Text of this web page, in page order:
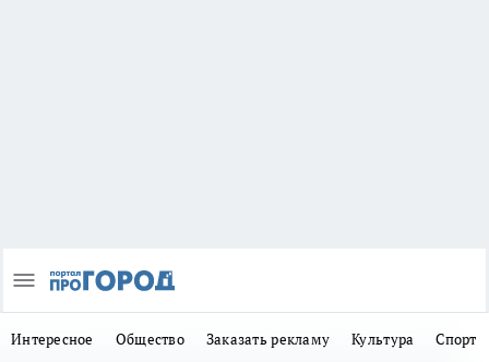
Интересное Общество Заказать рекламу Культура Спорт